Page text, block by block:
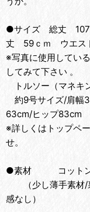
●サイズ 総丈
丈 59ｃｍ ウエス
※写真に使用してい
してみて下さい 。
トルソー（マネキ
約9号サイズ/肩幅
63cm/ヒップ83cm
※詳しくはトップペ
せ。
●素材 コットン
（少し薄手素材/
感なし）